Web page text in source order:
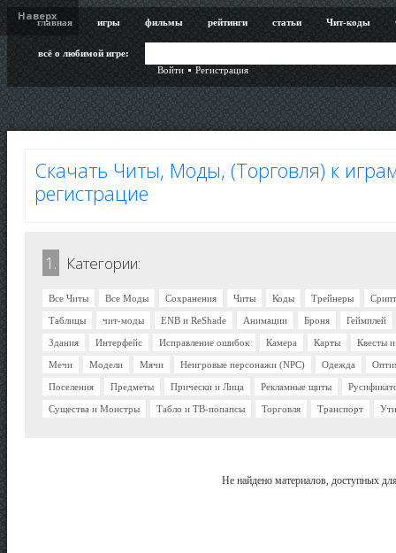
главная игры фильмы рейтинги статьи Чит-коды
всё о любимой игре:
Войти
Регистрация
Скачать Читы, Моды, (Торговля) к
регистрацие
1. Категории:
Все Читы Все Моды Сохранения Читы Коды Трейнеры
Таблицы чит-моды ENB и ReShade Анимации Броня Геймплей
Здания Интерфейс Исправление ошибок Камера Карты Квесты
Мечи Модели Мячи Неигровые персонажи (NPC) Одежда
Поселения Предметы Прически и Лица Рекламные щиты
Существа и Монстры Табло и ТВ-попапсы Торговля Транспорт
Не найдено материалов, доступных
Наверх